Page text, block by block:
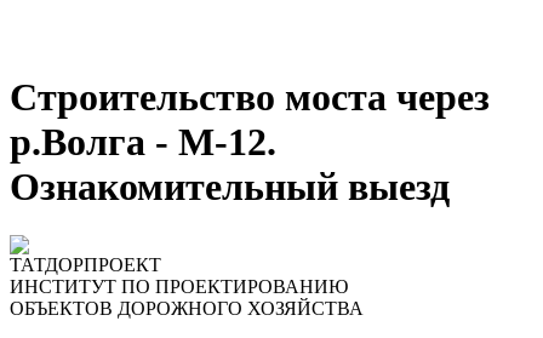
Строительство моста через
р.Волга - М-12.
Ознакомительный выезд
ТАТДОРПРОЕКТ
ИНСТИТУТ ПО ПРОЕКТИРОВАНИЮ
ОБЪЕКТОВ ДОРОЖНОГО ХОЗЯЙСТВА